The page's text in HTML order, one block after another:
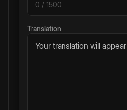
0 / 1500
Translation
Your translation will